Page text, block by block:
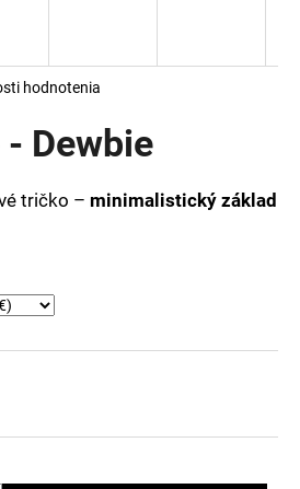
hodnotenia
Dewbie
tričko – minimalistický základ